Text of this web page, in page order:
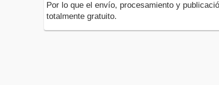
Por lo que el envío, procesamiento y
totalmente gratuito.